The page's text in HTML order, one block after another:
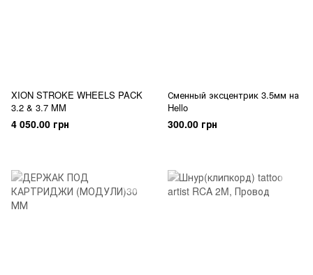
XION STROKE WHEELS PACK
3.2 & 3.7 MM
4 050.00 грн
Сменный эксцентрик 3.5мм на
Hello
300.00 грн